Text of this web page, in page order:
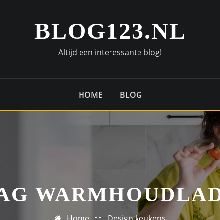
BLOG123.NL
Altijd een interessante blog!
HOME BLOG